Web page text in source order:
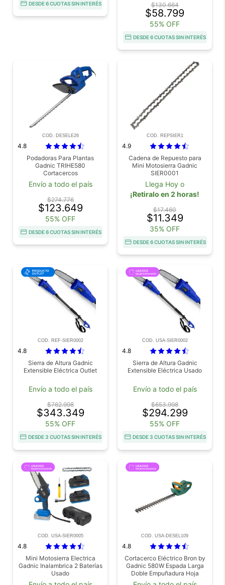
DESDE 6 CUOTAS SIN INTERÉS $130.664
$58.799
55% OFF
DESDE 6 CUOTAS SIN INTERÉS
COD. DESELE26
4.8
Podadoras Para Plantas
Gadnic TRIHE580
Cortacercos
Envío a todo el país
$274.776
$123.649
55% OFF
DESDE 6 CUOTAS SIN INTERÉS
COD. REPSIER1
4.9
Cadena de Repuesto para
Mini Motosierra Gadnic
SIER0001
Llega Hoy o
¡Retiralo en 2 horas!
$17.460
$11.349
35% OFF
DESDE 6 CUOTAS SIN INTERÉS
COD. REF-SIER0002
4.8
Sierra de Altura Gadnic
Extensible Eléctrica Outlet
Envío a todo el país
$762.998
$343.349
55% OFF
DESDE 3 CUOTAS SIN INTERÉS
COD. USA-SIER0002
4.8
Sierra de Altura Gadnic
Extensible Eléctrica Usado
Envío a todo el país
$653.998
$294.299
55% OFF
DESDE 3 CUOTAS SIN INTERÉS
COD. USA-SIER0005
4.8
Mini Motosierra Electrica
Gadnic Inalambrica 2 Baterías
Usado
COD. USA-DESEL109
4.8
Cortacerco Eléctrico Bron by
Gadnic 580W Espada Larga
Doble Empuñadura Hoja
Acero Corte Preciso Usado